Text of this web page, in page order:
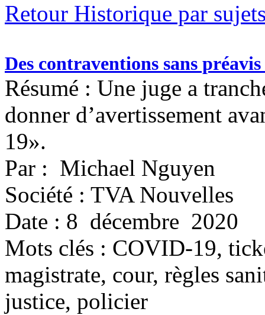
Retour Historique par
Des contraventions sans
Résumé : Une juge a
donner d’avertissement
19».
Par : Michael Nguyen
Société : TVA Nouvelles
Date : 8 décembre 2020
Mots clés : COVID-19,
magistrate, cour, règles
justice, policier